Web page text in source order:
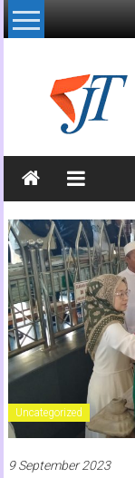
Lompat
ke
Kabar
Jawa
Timur
Media
Online
Jawa
Timur
Uncategorized
9 September 2023